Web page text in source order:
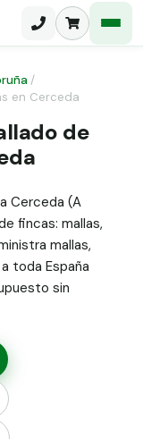
/
en Cerceda
de
Cerceda (A
fincas: mallas,
mallas,
toda España
sin